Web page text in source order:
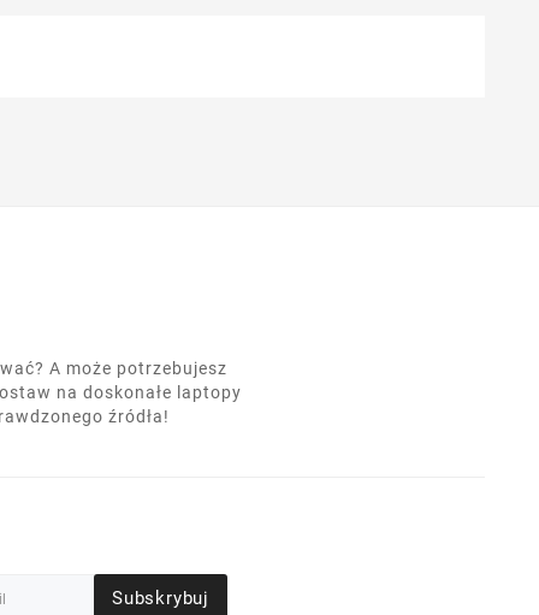
A może potrzebujesz
na doskonałe laptopy
źródła!
Subskrybuj